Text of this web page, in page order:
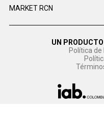
MARKET RCN
UN
Política de